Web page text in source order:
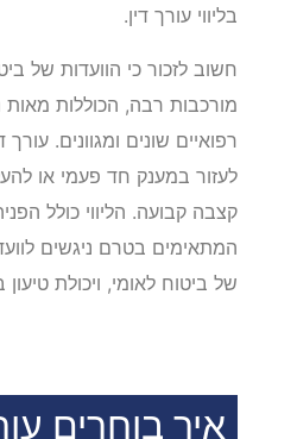
בליווי עורך דין.
חשוב לזכור כי הוועדות של
מורכבות רבה, הכוללות
רפואיים שונים ומגוונים. עורך
לעזור במענק חד פעמי או
קצבה קבועה. הליווי כולל
המתאימים בטרם ניגשים
של ביטוח לאומי, ויכולת טיעון
איך בוחרים